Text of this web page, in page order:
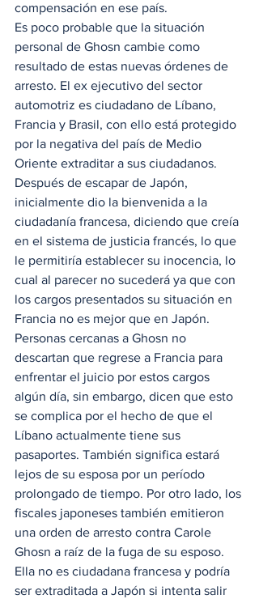
compensación en ese país.
Es poco probable que la situación
personal de Ghosn cambie como
resultado de estas nuevas órdenes de
arresto. El ex ejecutivo del sector
automotriz es ciudadano de Líbano,
Francia y Brasil, con ello está protegido
por la negativa del país de Medio
Oriente extraditar a sus ciudadanos.
Después de escapar de Japón,
inicialmente dio la bienvenida a la
ciudadanía francesa, diciendo que creía
en el sistema de justicia francés, lo que
le permitiría establecer su inocencia, lo
cual al parecer no sucederá ya que con
los cargos presentados su situación en
Francia no es mejor que en Japón.
Personas cercanas a Ghosn no
descartan que regrese a Francia para
enfrentar el juicio por estos cargos
algún día, sin embargo, dicen que esto
se complica por el hecho de que el
Líbano actualmente tiene sus
pasaportes. También significa estará
lejos de su esposa por un período
prolongado de tiempo. Por otro lado, los
fiscales japoneses también emitieron
una orden de arresto contra Carole
Ghosn a raíz de la fuga de su esposo.
Ella no es ciudadana francesa y podría
ser extraditada a Japón si intenta salir